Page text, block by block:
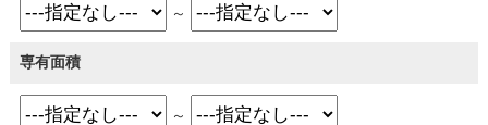
～
専有面積
～